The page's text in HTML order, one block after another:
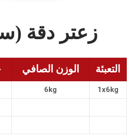
زعتر دقة
الوزن الصافي التعبئة
6kg
1x6kg